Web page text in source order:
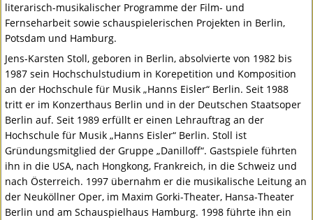
literarisch-musikalischer Programme der Film- und
Fernseharbeit sowie schauspielerischen Projekten in Berlin,
Potsdam und Hamburg.
Jens-Karsten Stoll, geboren in Berlin, absolvierte von 1982 bis
1987 sein Hochschulstudium in Korepetition und Komposition
an der Hochschule für Musik „Hanns Eisler“ Berlin. Seit 1988
tritt er im Konzerthaus Berlin und in der Deutschen Staatsoper
Berlin auf. Seit 1989 erfüllt er einen Lehrauftrag an der
Hochschule für Musik „Hanns Eisler“ Berlin. Stoll ist
Gründungsmitglied der Gruppe „Danilloff“. Gastspiele führten
ihn in die USA, nach Hongkong, Frankreich, in die Schweiz und
nach Österreich. 1997 übernahm er die musikalische Leitung an
der Neuköllner Oper, im Maxim Gorki-Theater, Hansa-Theater
Berlin und am Schauspielhaus Hamburg. 1998 führte ihn ein